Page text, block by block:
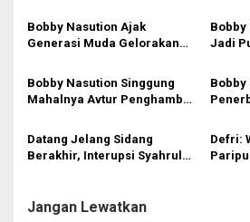
o
Penderita Suspek Leukemia
Asal Nias Barat
Danau
Bobby Nasution Ajak
Generasi Muda Gelorakan
Bobby
Jadi
Bobby Nasution Singgung
Mahalnya Avtur Penghambat
Penerbangan di Sumut
Bobby
Natal
Datang Jelang Sidang
Berakhir, Interupsi Syahrul
Defri:
Jangan Lewatkan